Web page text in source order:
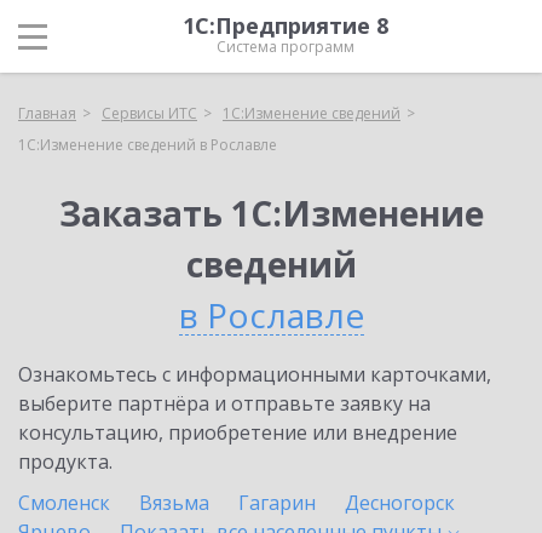
1С:Предприятие 8
Система программ
Главная Сервисы ИТС
1С:Изменение сведений
1С:Изменение сведений в Рославле
Заказать 1С:Изменение
сведений
в Рославле
Ознакомьтесь с информационными карточками,
выберите партнёра и отправьте заявку на
консультацию, приобретение или внедрение
продукта.
Смоленск
Вязьма Гагарин
Десногорск